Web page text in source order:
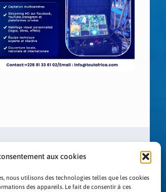
aux cookies
nous utilisons des technologies telles que les cookies
des appareils. Le fait de consentir à ces